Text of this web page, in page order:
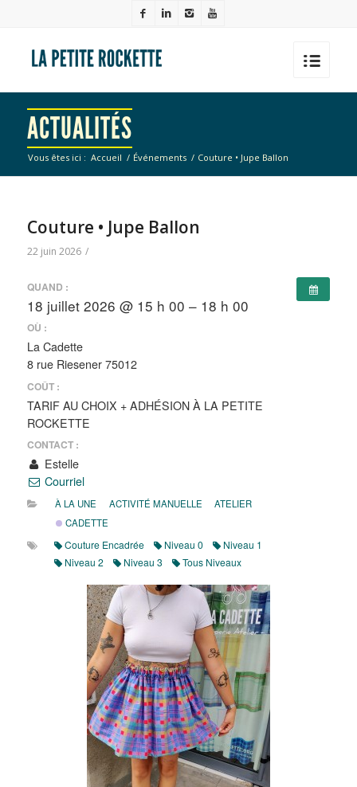
ACTUALITÉS
Vous êtes ici : Accueil / Événements / Couture • Jupe Ballon
Couture • Jupe Ballon
22 juin 2026 /
QUAND :
18 juillet 2026 @ 15 h 00 – 18 h 00
OÙ :
La Cadette
8 rue Riesener 75012
COÛT :
TARIF AU CHOIX + ADHÉSION À LA PETITE
ROCKETTE
CONTACT :
Estelle
Courriel
À LA UNE ACTIVITÉ MANUELLE
ATELIER
CADETTE
Couture Encadrée Niveau 0
Niveau 1
Niveau 2
Niveau 3 Tous Niveaux